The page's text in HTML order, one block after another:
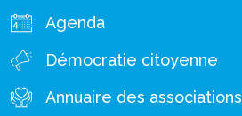
Agenda
Démocratie citoyenne
Annuaire des associations